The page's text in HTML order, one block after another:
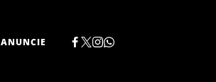
ANUNCIE